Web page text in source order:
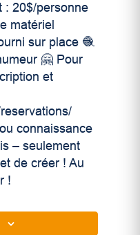
: 20$/personne
matériel
sur place 🧶
🤗 Pour
et
connaissance
– seulement
de créer ! Au
!